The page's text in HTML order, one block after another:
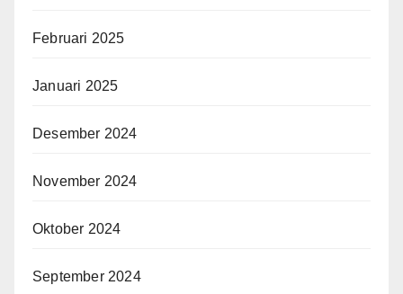
Februari 2025
Januari 2025
Desember 2024
November 2024
Oktober 2024
September 2024